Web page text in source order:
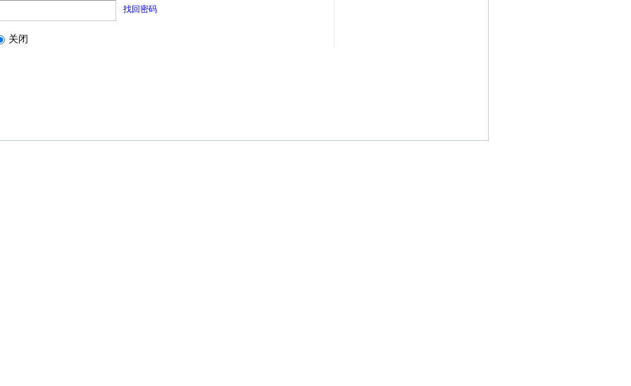
找回密码
关闭